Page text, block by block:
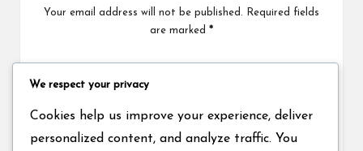
Your email address will not be published.
Required fields
are marked *
We respect your privacy
Cookies help us improve your experience, deliver
personalized content, and analyze traffic. You